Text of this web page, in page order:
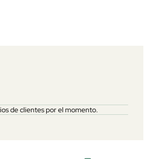
de clientes por el momento.